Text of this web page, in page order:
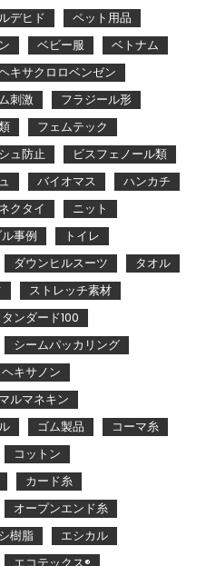
デヒド
ペット用品
ベビー服
ベトナム
キサクロロベンゼン
刺激
フラジール形
フェムテック
ュ防止
ビスフェノール類
バイオマス
ハンカチ
ネクタイ
ニット
事例
トイレ
ダウンヒルスーツ
タオル
ストレッチ素材
ンダード100
シームパッカリング
キサノン
ルマネキン
ゴム製品
コーマ糸
コットン
カード糸
オープンエンド糸
樹脂
エシカル